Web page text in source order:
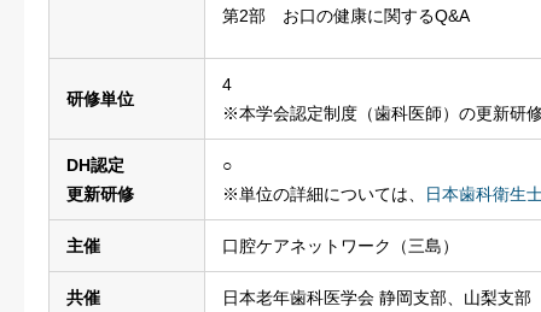
第2部 お口の健康に関するQ&A
研修単位
4
※本学会認定制度（歯科医師）の更新研
DH認定
更新研修
○
※単位の詳細については、
日本歯科衛生
主催 口腔ケアネットワーク（三島）
共催 日本老年歯科医学会 静岡支部、山梨支部